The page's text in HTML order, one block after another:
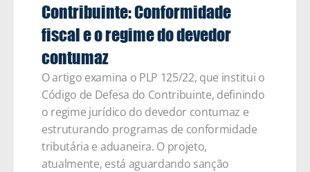
Contribuinte: Conformidade
fiscal e o regime do devedor
contumaz
O artigo examina o PLP 125/22, que institui o
Código de Defesa do Contribuinte, definindo
o regime jurídico do devedor contumaz e
estruturando programas de conformidade
tributária e aduaneira. O projeto,
atualmente, está aguardando sanção